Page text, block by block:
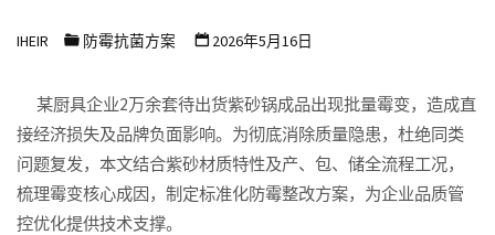
尔
霉
抗
菌
科
IHEIR 防霉抗菌方案 2026年5月16日
某厨具企业2万余套待出货紫砂锅成品出现批量霉变，造成直
接经济损失及品牌负面影响。为彻底消除质量隐患，杜绝同类
问题复发，本文结合紫砂材质特性及产、包、储全流程工况，
梳理霉变核心成因，制定标准化防霉整改方案，为企业品质管
控优化提供技术支撑。